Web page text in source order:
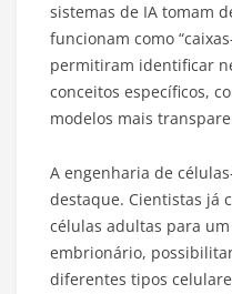
sistemas de IA tomam
funcionam como
permitiram identificar
conceitos específicos,
modelos mais
A engenharia de
destaque. Cientistas já
células adultas para
embrionário,
diferentes tipos